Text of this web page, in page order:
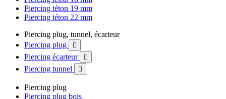
Piercing téton 19 mm
Piercing téton 22 mm
Piercing plug, tunnel, écarteur
Piercing plug

Piercing écarteur 
Piercing tunnel 
Piercing plug
Piercing plug bois